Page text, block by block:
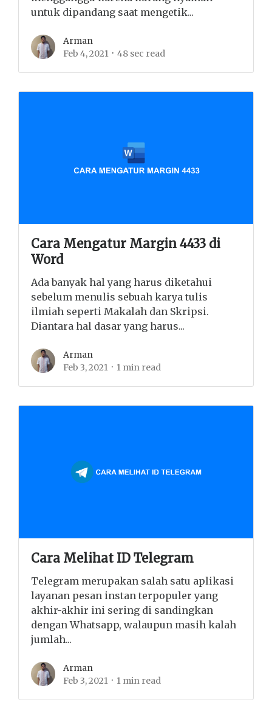
untuk dipandang saat mengetik...
Arman
Feb 4, 2021
48 sec read
Cara Mengatur Margin 4433 di
Word
Ada banyak hal yang harus diketahui
sebelum menulis sebuah karya tulis
ilmiah seperti Makalah dan Skripsi.
Diantara hal dasar yang harus...
Arman
Feb 3, 2021
1 min read
Cara Melihat ID Telegram
Telegram merupakan salah satu aplikasi
layanan pesan instan terpopuler yang
akhir-akhir ini sering di sandingkan
dengan Whatsapp, walaupun masih kalah
jumlah...
Arman
Feb 3, 2021
1 min read